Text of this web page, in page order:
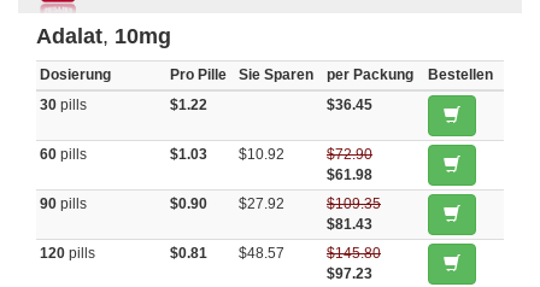
Adalat, 10mg
Dosierung Pro Pille Sie Sparen per Packung
Bestellen
30 pills $1.22 $36.45
60 pills $1.03 $10.92
$72.90
$61.98
90 pills $0.90 $27.92
$109.35
$81.43
120 pills $0.81 $48.57
$145.80
$97.23